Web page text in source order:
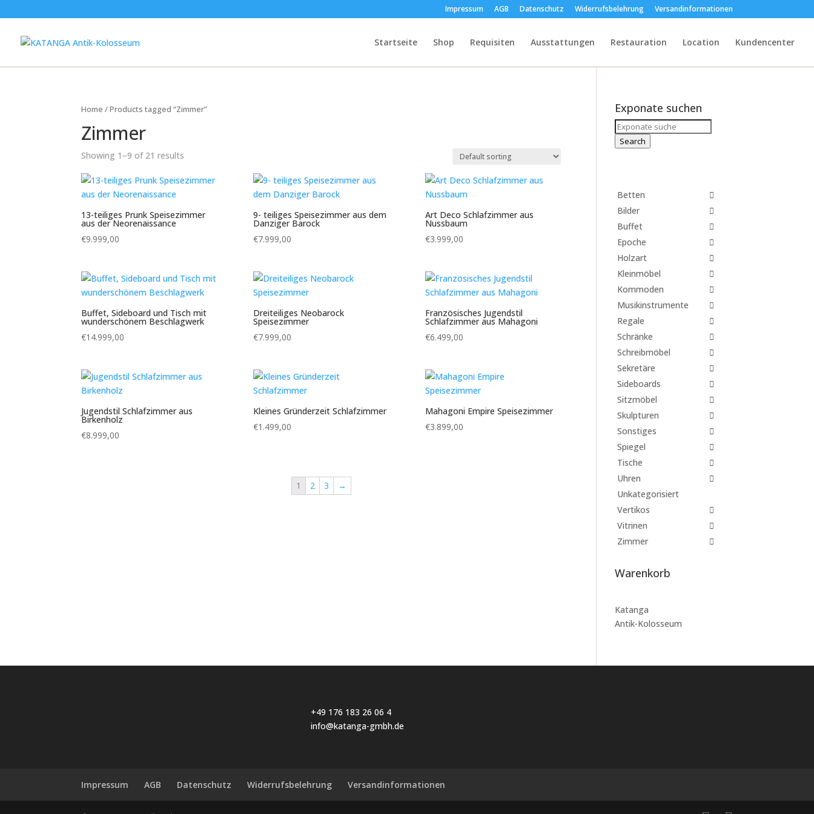
Impressum AGB Datenschutz Widerrufsbelehrung Versandinformationen
Startseite Shop Requisiten Ausstattungen Restauration Location Kundencenter
Home / Products tagged “Zimmer”
Zimmer
Showing 1–9 of 21 results
13-teiliges Prunk Speisezimmer
aus der Neorenaissance
€9.999,00
9- teiliges Speisezimmer aus dem
Danziger Barock
€7.999,00
Art Deco Schlafzimmer aus
Nussbaum
€3.999,00
Buffet, Sideboard und Tisch mit
wunderschönem Beschlagwerk
€14.999,00
Dreiteiliges Neobarock
Speisezimmer
€7.999,00
Französisches Jugendstil
Schlafzimmer aus Mahagoni
€6.499,00
Jugendstil Schlafzimmer aus
Birkenholz
€8.999,00
Kleines Gründerzeit Schlafzimmer
€1.499,00
Mahagoni Empire Speisezimmer
€3.899,00
1 2 3 →
Exponate suchen
Search
for:
Search
Betten
Bilder
Buffet
Epoche
Holzart
Kleinmöbel
Kommoden
Musikinstrumente
Regale
Schränke
Schreibmöbel
Sekretäre
Sideboards
Sitzmöbel
Skulpturen
Sonstiges
Spiegel
Tische
Uhren
Unkategorisiert
Vertikos
Vitrinen
Zimmer
Warenkorb
Katanga
Antik-Kolosseum
+49 176 183 26 06 4
info@katanga-gmbh.de
Impressum AGB Datenschutz Widerrufsbelehrung Versandinformationen